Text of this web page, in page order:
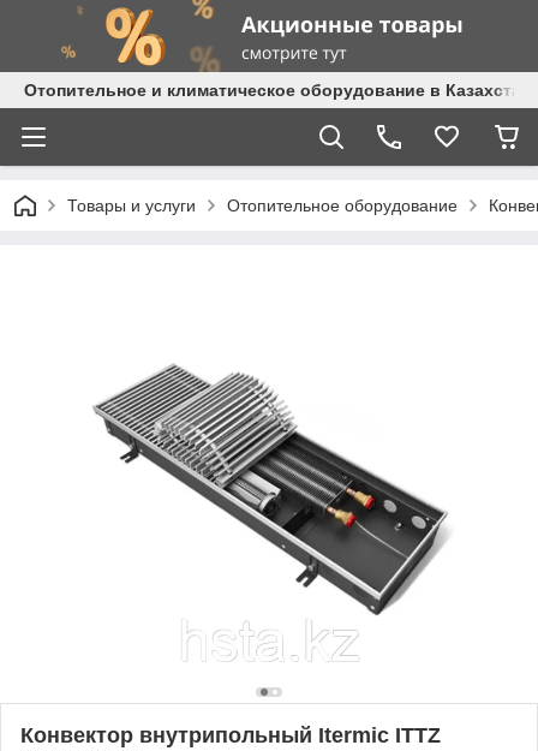
Отопительное и климатическое оборудование в
Товары и услуги Отопительное оборудование
Конвектор внутрипольный Itermic ITTZ